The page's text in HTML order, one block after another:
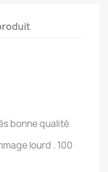
bonne qualité
lourd . 100